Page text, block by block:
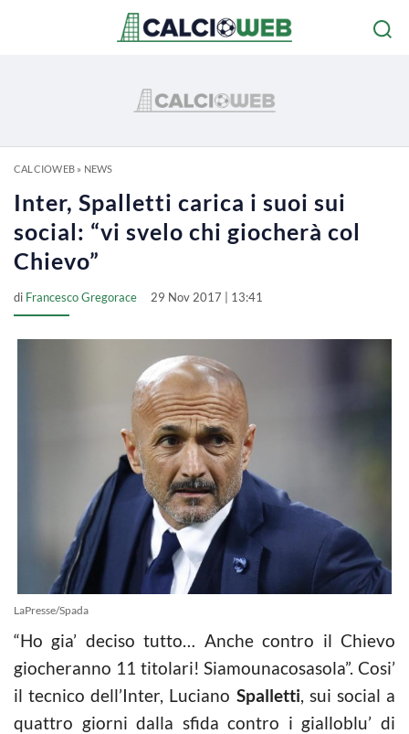
CALCIOWEB» NEWS
Inter, Spalletti carica i suoi sui
social: “vi svelo chi giocherà col
Chievo”
di Francesco Gregorace 29 Nov 2017 | 13:41
LaPresse/Spada
“Ho gia’ deciso tutto… Anche contro il Chievo
giocheranno 11 titolari! Siamounacosasola”. Cosi’
il tecnico dell’Inter, Luciano Spalletti, sui social a
quattro giorni dalla sfida contro i gialloblu’ di